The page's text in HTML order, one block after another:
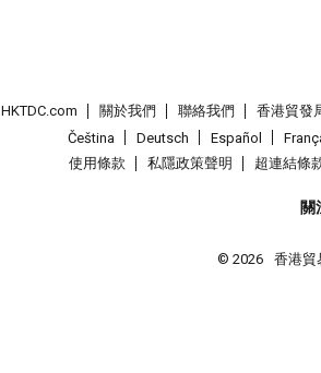
HKTDC.com 關於我們 聯絡我們 香港貿發
Čeština
Deutsch Español
使用條款
私隱政策聲明 超連結條
關
© 2026 香港貿